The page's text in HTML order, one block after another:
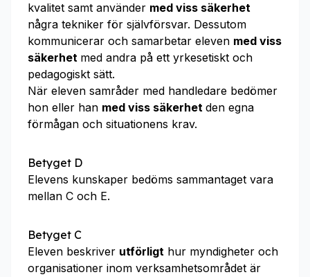
kvalitet samt använder med viss säkerhet
några tekniker för självförsvar. Dessutom
kommunicerar och samarbetar eleven med viss
säkerhet med andra på ett yrkesetiskt och
pedagogiskt sätt.
När eleven samråder med handledare bedömer
hon eller han med viss säkerhet den egna
förmågan och situationens krav.
Betyget D
Elevens kunskaper bedöms sammantaget vara
mellan C och E.
Betyget C
Eleven beskriver utförligt hur myndigheter och
organisationer inom verksamhetsområdet är